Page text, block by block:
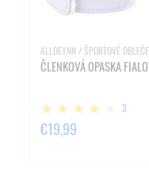
ČLENKOVÁ OPASKA
3
€19,99